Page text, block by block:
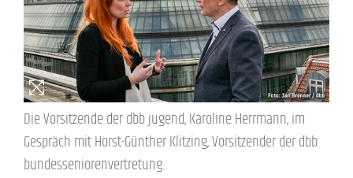
Die Vorsitzende der dbb jugend, Karoline Herrmann, im
Gespräch mit Horst-Günther Klitzing, Vorsitzender der dbb
bundesseniorenvertretung.